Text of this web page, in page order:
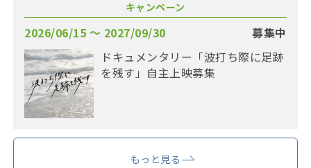
キャンペーン
2026/06/15 〜 2027/09/30
募集中
ドキュメンタリー「波打ち際に足跡
を残す」自主上映募集
もっと見る